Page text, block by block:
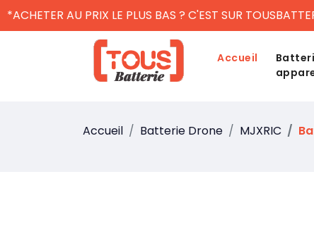
*ACHETER AU PRIX LE PLUS BAS ? C'EST SUR
Accueil
Accueil Batterie Drone MJXRIC